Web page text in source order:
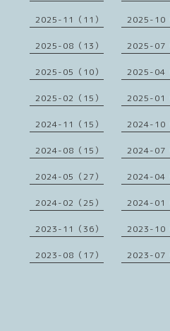
2025-11（11） 2025-10
2025-08（13） 2025-07
2025-05（10） 2025-04
2025-02（15） 2025-01
2024-11（15） 2024-10
2024-08（15） 2024-07
2024-05（27） 2024-04
2024-02（25） 2024-01
2023-11（36） 2023-10
2023-08（17） 2023-07